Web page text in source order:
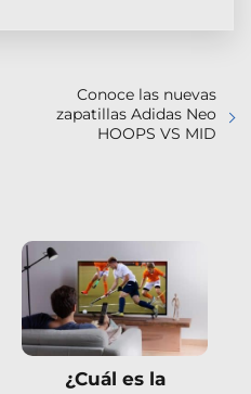
Conoce las nuevas
zapatillas Adidas Neo
HOOPS VS MID
¿Cuál es la